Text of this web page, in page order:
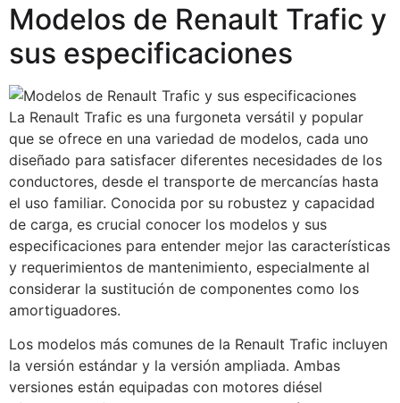
Modelos de Renault Trafic y
sus especificaciones
La Renault Trafic es una furgoneta versátil y popular
que se ofrece en una variedad de modelos, cada uno
diseñado para satisfacer diferentes necesidades de los
conductores, desde el transporte de mercancías hasta
el uso familiar. Conocida por su robustez y capacidad
de carga, es crucial conocer los modelos y sus
especificaciones para entender mejor las características
y requerimientos de mantenimiento, especialmente al
considerar la sustitución de componentes como los
amortiguadores.
Los modelos más comunes de la Renault Trafic incluyen
la versión estándar y la versión ampliada. Ambas
versiones están equipadas con motores diésel